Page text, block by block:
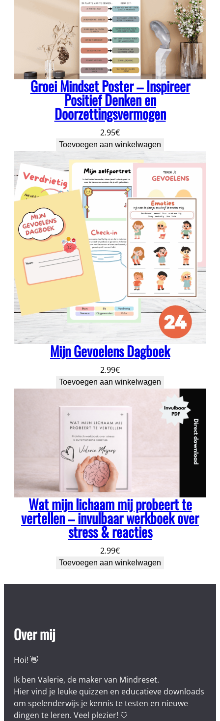
n
o
t
i
v
a
t
a
l
Groei Mindset Poster – Inspireer
Positief Denken en
Doorzettingsvermogen
2.95€
Toevoegen aan winkelwagen
Mijn Gevoelens Dagboek
2.99€
Toevoegen aan winkelwagen
Wat mijn lichaam mij probeert te
vertellen – invulbaar werkboek over
stress & reacties
2.99€
Toevoegen aan winkelwagen
Over mij
Hoi! 👋
Ik ben Valerie, de maker van Mindreset.
Hier vind je leuke quizzen en educatieve downloads
om spelenderwijs je kennis te testen en nieuwe
dingen te leren. Veel plezier! 🤍